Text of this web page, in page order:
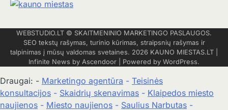
WEBSTUDIO.LT © SKAITMENINIO MARKETINGO PASLAUGOS.
SEO tekstų rašymas, turinio kūrimas, straipsnių rašymas ir
talpinimas į mūsų valdomas svetaines. 2026 KAUNO MIESTAS.LT
Infinite News by Ascendoor | Powered by WordPress.
Draugai: - Marketingo agentūra - Teisinės
konsultacijos - Skaidrių skenavimas - Klaipedos miesto
naujienos - Miesto naujienos - Saulius Narbutas -